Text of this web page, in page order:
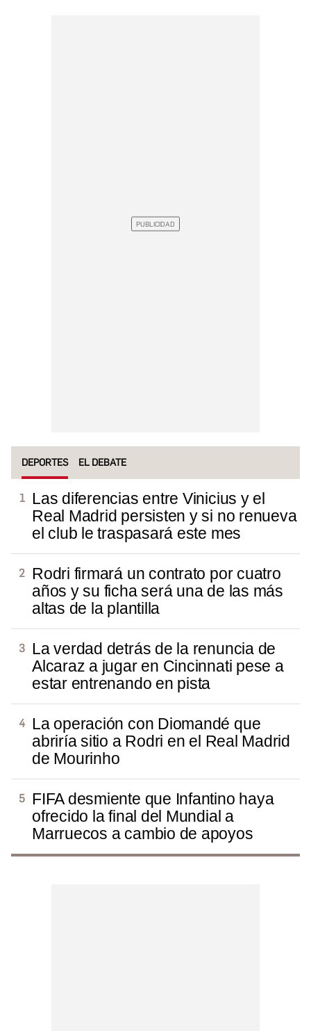
DEPORTES EL DEBATE
Las diferencias entre Vinicius y el
Real Madrid persisten y si no renueva
el club le traspasará este mes
Rodri firmará un contrato por cuatro
años y su ficha será una de las más
altas de la plantilla
La verdad detrás de la renuncia de
Alcaraz a jugar en Cincinnati pese a
estar entrenando en pista
La operación con Diomandé que
abriría sitio a Rodri en el Real Madrid
de Mourinho
FIFA desmiente que Infantino haya
ofrecido la final del Mundial a
Marruecos a cambio de apoyos